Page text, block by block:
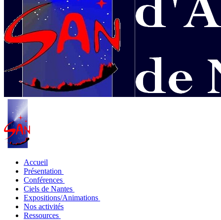
Accueil
Présentation
Conférences
Ciels de Nantes
Expositions/Animations
Nos activités
Ressources